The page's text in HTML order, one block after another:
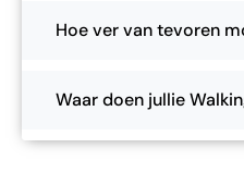
Hoe ver van tevoren
Waar doen jullie